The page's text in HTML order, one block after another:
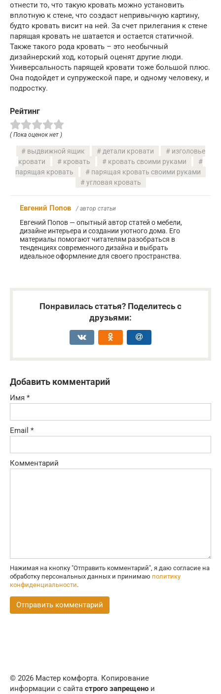
отнести то, что такую кровать можно установить
вплотную к стене, что создаст непривычную картину,
будто кровать висит на ней. За счет прилегания к стене
парящая кровать не шатается и остается статичной.
Также такого рода кровать – это необычный
дизайнерский ход, который оценят другие люди.
Универсальность парящей кровати тоже большой плюс.
Она подойдет и супружеской паре, и одному человеку, и
подростку.
Рейтинг
( Пока оценок нет )
выдвижной ящик детали кровати
изголовье
кровати
кровать
кровать своими руками
парящая кровать
парящая кровать своими руками
угловая кровать
Евгений Попов / автор статьи
Евгений Попов — опытный автор статей о мебели,
дизайне интерьера и создании уютного дома. Его
материалы помогают читателям разобраться в
тенденциях современного дизайна и выбрать
идеальное оформление для своего пространства.
Понравилась статья? Поделитесь с
друзьями:
Добавить комментарий
Имя *
Email *
Комментарий
Нажимая на кнопку "Отправить комментарий", я даю согласие на
обработку персональных данных и принимаю политику
конфиденциальности.
© 2026 Мастер комфорта. Копирование
информации с сайта строго запрещено и